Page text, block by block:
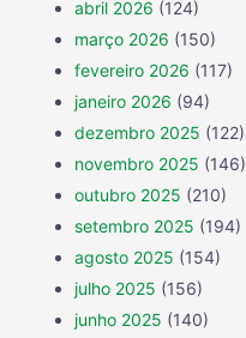
abril 2026 (124)
março 2026 (150)
fevereiro 2026 (117)
janeiro 2026 (94)
dezembro 2025 (122)
novembro 2025 (146)
outubro 2025 (210)
setembro 2025 (194)
agosto 2025 (154)
julho 2025 (156)
junho 2025 (140)